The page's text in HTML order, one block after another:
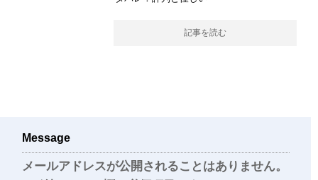
記事を読む
Message
メールアドレスが公開されることはありません。